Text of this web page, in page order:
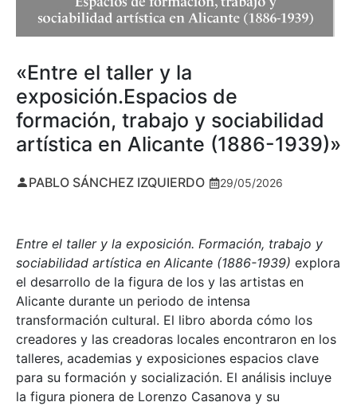
«Entre el taller y la
exposición.Espacios de
formación, trabajo y sociabilidad
artística en Alicante (1886-1939)»
PABLO SÁNCHEZ IZQUIERDO 29/05/2026
Entre el taller y la exposición. Formación, trabajo y
sociabilidad artística en Alicante (1886-1939) explora
el desarrollo de la figura de los y las artistas en
Alicante durante un periodo de intensa
transformación cultural. El libro aborda cómo los
creadores y las creadoras locales encontraron en los
talleres, academias y exposiciones espacios clave
para su formación y socialización. El análisis incluye
la figura pionera de Lorenzo Casanova y su